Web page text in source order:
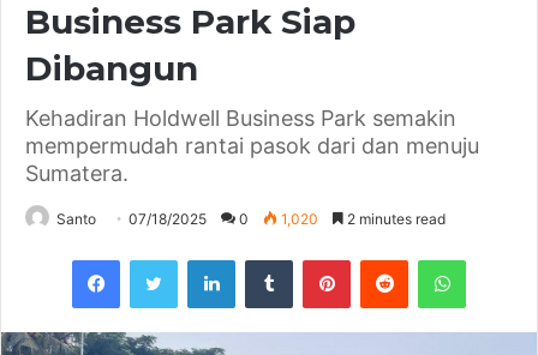
Business Park Siap
Dibangun
Kehadiran Holdwell Business Park semakin
mempermudah rantai pasok dari dan menuju
Sumatera.
Santo 07/18/2025 0 1,020 2 minutes read
FacebookTwitter LinkedInTumblr PinterestReddit